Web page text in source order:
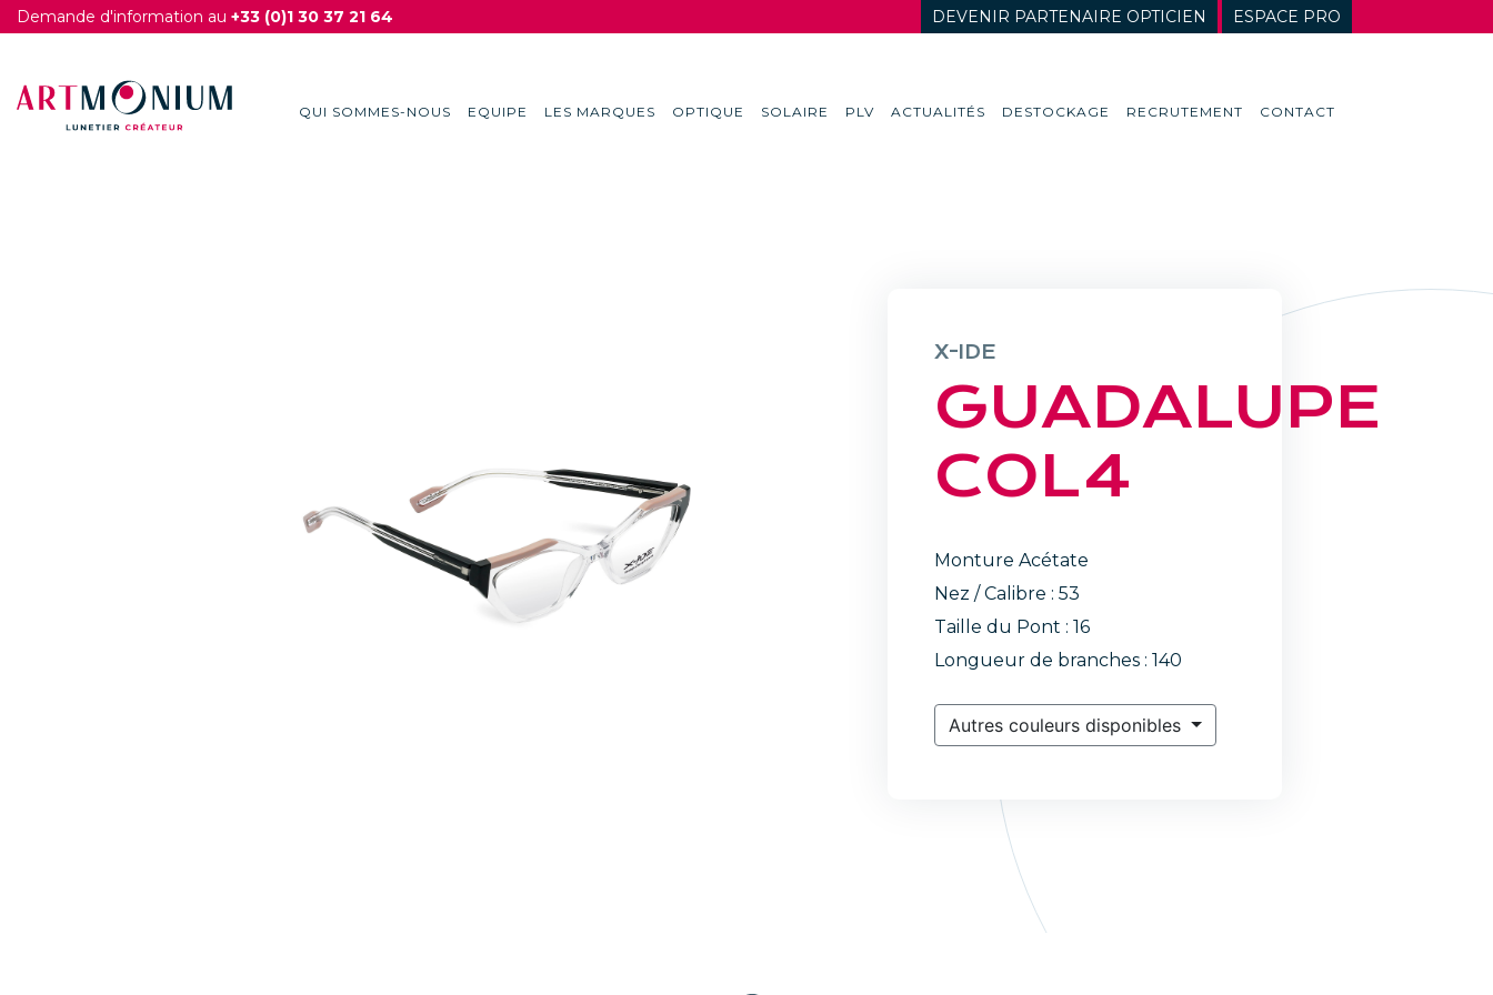
Demande d'information au +33 (0)1 30 37 21 64 DEVENIR PARTENAIRE OPTICIEN ESPACE PRO
QUI SOMMES-NOUS EQUIPE LES MARQUES OPTIQUE SOLAIRE PLV ACTUALITÉS DESTOCKAGE RECRUTEMENT CONTACT
X-IDE
GUADALUPE
COL4
Monture Acétate
Nez / Calibre : 53
Taille du Pont : 16
Longueur de branches : 140
Autres couleurs disponibles